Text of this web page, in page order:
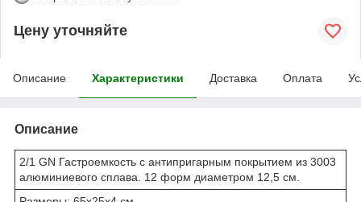
Цену уточняйте
Описание Характеристики Доставка Оплата
Описание
2/1 GN Гастроемкость с антипригарным покрытием из 3003
алюминиевого сплава. 12 форм диаметром 12,5 см.